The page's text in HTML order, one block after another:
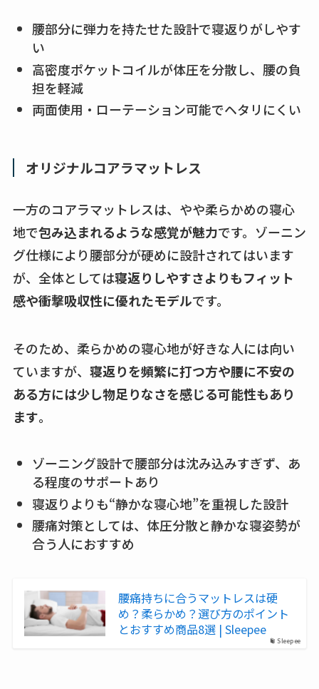
腰部分に弾力を持たせた設計で寝返りがしやす
い
高密度ポケットコイルが体圧を分散し、腰の負
担を軽減
両面使用・ローテーション可能でヘタリにくい
オリジナルコアラマットレス
一方のコアラマットレスは、やや柔らかめの寝心
地で包み込まれるような感覚が魅力です。ゾーニン
グ仕様により腰部分が硬めに設計されてはいます
が、全体としては寝返りしやすさよりもフィット
感や衝撃吸収性に優れたモデルです。
そのため、柔らかめの寝心地が好きな人には向い
ていますが、 寝返りを頻繁に打つ方や腰に不安の
ある方には少し物足りなさを感じる可能性もあり
ます。
ゾーニング設計で腰部分は沈み込みすぎず、あ
る程度のサポートあり
寝返りよりも“静かな寝心地”を重視した設計
腰痛対策としては、体圧分散と静かな寝姿勢が
合う人におすすめ
Sleepee
腰痛持ちに合うマットレスは硬
め？柔らかめ？選び方のポイント
とおすすめ商品8選 | Sleepee